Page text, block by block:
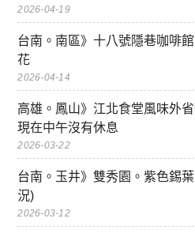
2026-04-19
台南。南區》十八號隱巷咖啡
花
2026-04-14
高雄。鳳山》江北食堂風味外
現在中午沒有休息
2026-03-22
台南。玉井》雙秀園。紫色錫
況)
2026-03-12